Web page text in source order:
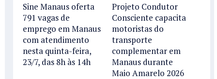
Sine Manaus oferta
791 vagas de
emprego em Manaus
com atendimento
nesta quinta-feira,
23/7, das 8h às 14h
Projeto Condutor
Consciente capacita
motoristas do
transporte
complementar em
Manaus durante
Maio Amarelo 2026